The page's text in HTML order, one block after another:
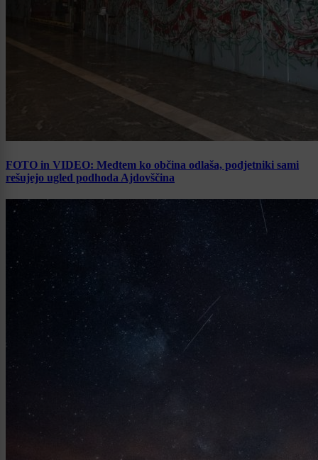
FOTO in VIDEO: Medtem ko občina odlaša, podjetniki sami
rešujejo ugled podhoda Ajdovščina